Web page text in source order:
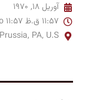
آوریل 18, 1970
11:57 ق.ظ to 11:57 ق.ظ
PA, U.S.